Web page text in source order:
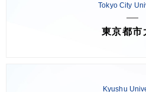
Tokyo City
東京都市
Kyushu